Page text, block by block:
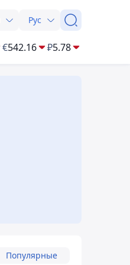
Рус
€542.16 ₽5.78
Популярные